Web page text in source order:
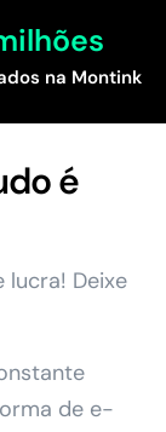
na Montink
é
lucra! Deixe
de e-